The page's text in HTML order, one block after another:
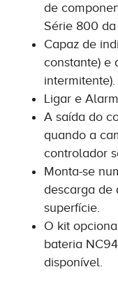
de
Série 800 da
Capaz de
constante) e
intermitente).
Ligar e
A saída do
quando a
controlador
Monta-se
descarga de
superfície.
O kit
bateria
disponível.